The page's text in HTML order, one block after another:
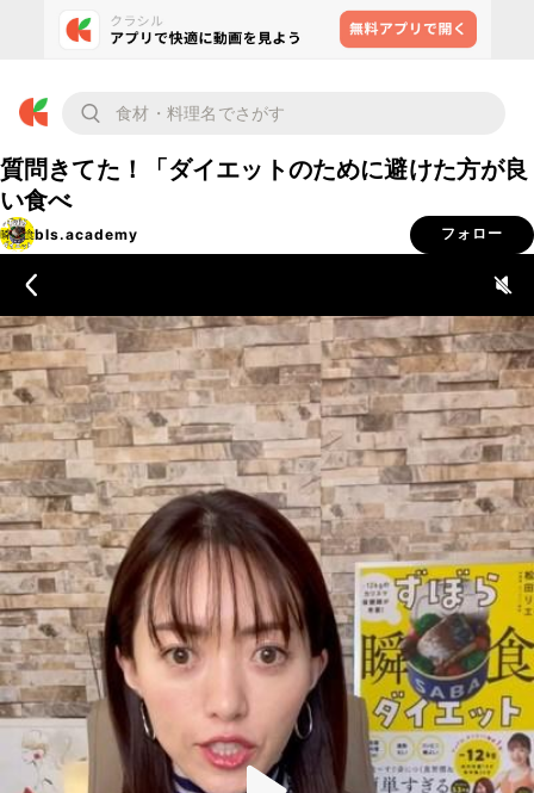
質問きてた！「ダイエットのために避けた方が良
い食べ
bls.academy フォロー